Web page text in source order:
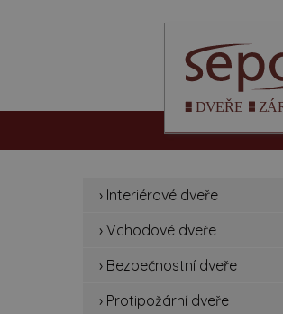
› Interiérové dveře
› Vchodové dveře
› Bezpečnostní dveře
› Protipožární dveře